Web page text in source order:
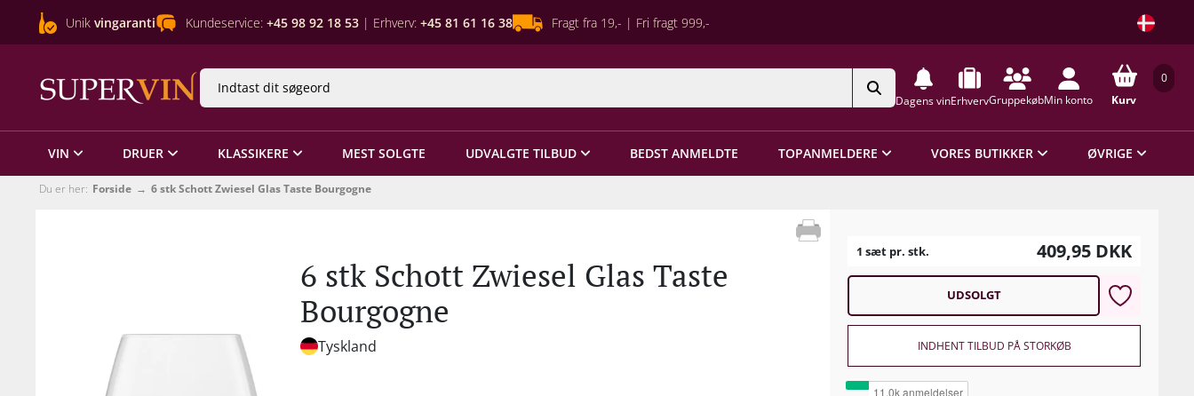
Unik vingaranti Kundeservice: +45 98 92 18 53 | Erhverv: +45 81 61 16 38 Fragt fra 19,- | Fri fragt 999,-
Dagens vinErhvervGruppekøbMin konto
0
Kurv
VIN DRUER KLASSIKERE MEST SOLGTE UDVALGTE TILBUD BEDST ANMELDTE TOPANMELDERE VORES BUTIKKER ØVRIGE
Du er her: Forside 6 stk Schott Zwiesel Glas Taste Bourgogne
6 stk Schott Zwiesel Glas Taste
Bourgogne
Tyskland
1 sæt pr. stk. 409,95 DKK
UDSOLGT
INDHENT TILBUD PÅ STORKØB